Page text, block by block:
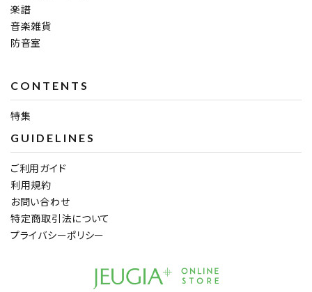
楽譜
音楽雑貨
防音室
CONTENTS
特集
GUIDELINES
ご利用ガイド
利用規約
お問い合わせ
特定商取引法について
プライバシーポリシー